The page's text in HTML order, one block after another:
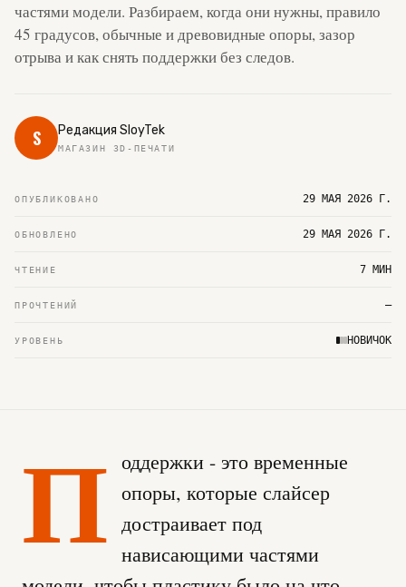
частями модели. Разбираем, когда они нужны, правило
45 градусов, обычные и древовидные опоры, зазор
отрыва и как снять поддержки без следов.
S Редакция SloyTek
МАГАЗИН 3D-ПЕЧАТИ
ОПУБЛИКОВАНО 29 МАЯ 2026 Г.
ОБНОВЛЕНО 29 МАЯ 2026 Г.
ЧТЕНИЕ 7 МИН
ПРОЧТЕНИЙ —
УРОВЕНЬ НОВИЧОК
П оддержки - это временные
опоры, которые слайсер
достраивает под
нависающими частями